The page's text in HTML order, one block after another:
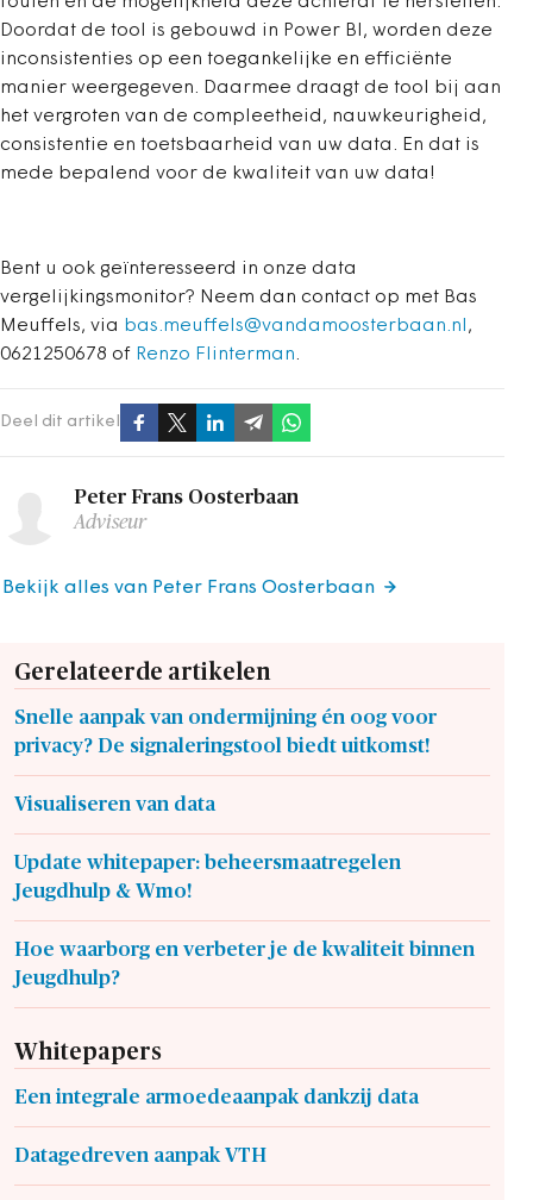
Doordat de tool is gebouwd in Power BI, worden deze
inconsistenties op een toegankelijke en efficiënte
manier weergegeven. Daarmee draagt de tool bij aan
het vergroten van de compleetheid, nauwkeurigheid,
consistentie en toetsbaarheid van uw data. En dat is
mede bepalend voor de kwaliteit van uw data!
Bent u ook geïnteresseerd in onze data
vergelijkingsmonitor? Neem dan contact op met Bas
Meuffels, via bas.meuffels@vandamoosterbaan.nl ,
0621250678 of Renzo Flinterman.
Deel dit artikel
Peter Frans Oosterbaan
Adviseur
Bekijk alles van Peter Frans Oosterbaan
Gerelateerde artikelen
Snelle aanpak van ondermijning én oog voor
privacy? De signaleringstool biedt uitkomst!
Visualiseren van data
Update whitepaper: beheersmaatregelen
Jeugdhulp & Wmo!
Hoe waarborg en verbeter je de kwaliteit binnen
Jeugdhulp?
Whitepapers
Een integrale armoedeaanpak dankzij data
Datagedreven aanpak VTH